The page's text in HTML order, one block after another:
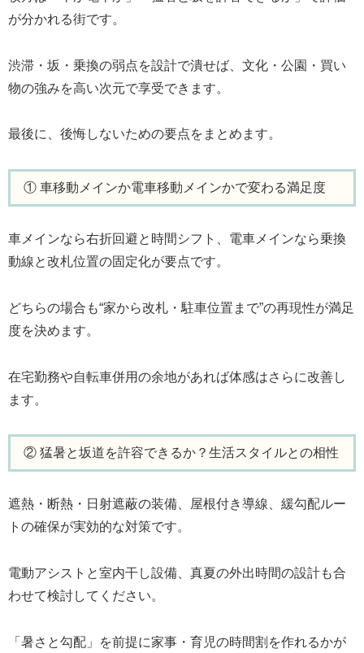
が分かれる街です。
渋滞・坂・乗換の弱点を設計で潰せば、文化・公園・買い
物の強みを高い次元で享受できます。
最後に、後悔しないための要点をまとめます。
① 車移動メインか電車移動メインかで変わる満足度
車メインなら右折回避と時間シフト、電車メインなら乗換
動線と改札位置の固定化が要点です。
どちらの場合も“家から改札・駐車位置まで”の再現性が満足
度を決めます。
在宅勤務や自転車併用の余地があれば体感はさらに改善し
ます。
② 猛暑と坂道を許容できるか？生活スタイルとの相性
遮熱・断熱・日射遮蔽の装備、屋根付き導線、緩勾配ルー
トの確保が実効的な対策です。
電動アシストと室内干し設備、真夏の外出時間の設計も合
わせて検討してください。
「暑さと勾配」を前提に家事・育児の時間割を作れるかが